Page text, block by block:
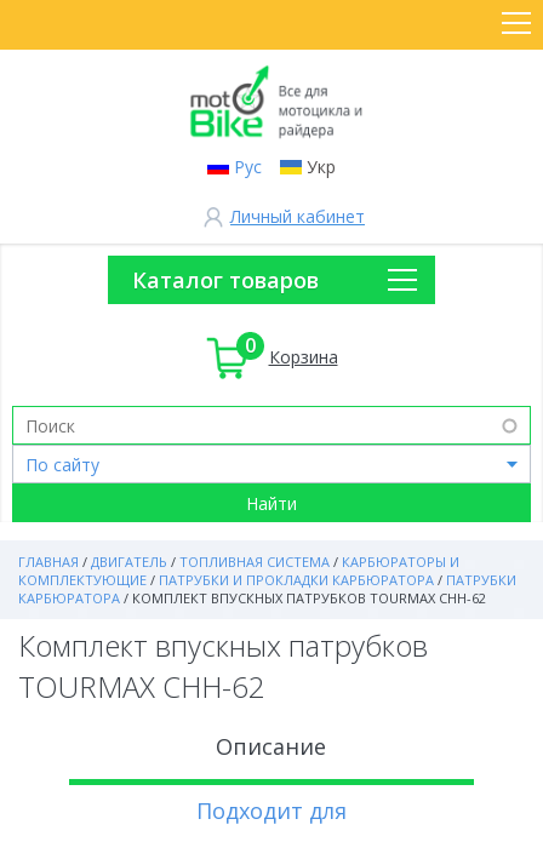
Рус Укр
Личный кабинет
Каталог товаров
0 Корзина
ГЛАВНАЯ / ДВИГАТЕЛЬ / ТОПЛИВНАЯ СИСТЕМА / КАРБЮРАТОРЫ И
КОМПЛЕКТУЮЩИЕ / ПАТРУБКИ И ПРОКЛАДКИ КАРБЮРАТОРА / ПАТРУБКИ
КАРБЮРАТОРА / КОМПЛЕКТ ВПУСКНЫХ ПАТРУБКОВ TOURMAX CHH-62
Комплект впускных патрубков
TOURMAX CHH-62
Описание
Подходит для